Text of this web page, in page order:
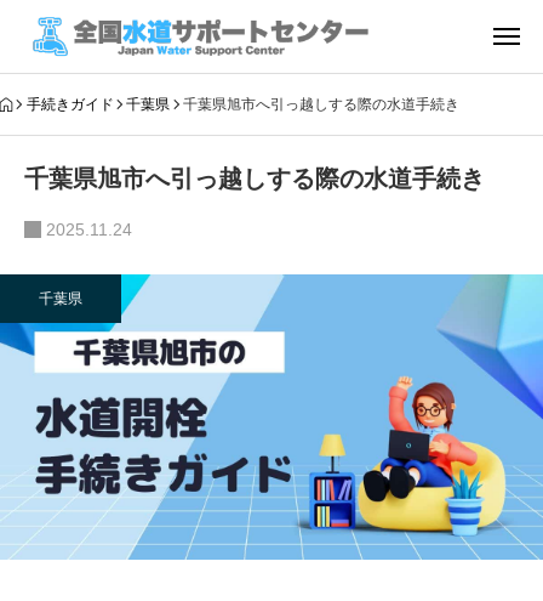
手続きガイド 千葉県 千葉県旭市へ引っ越しする際の水道手続き
千葉県旭市へ引っ越しする際の水道手続き
2025.11.24
千葉県